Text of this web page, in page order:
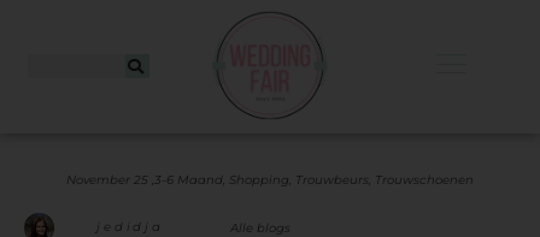
November 25 ,3-6 Maand, Shopping, Trouwbeurs, Trouwschoenen
jedidja Alle blogs